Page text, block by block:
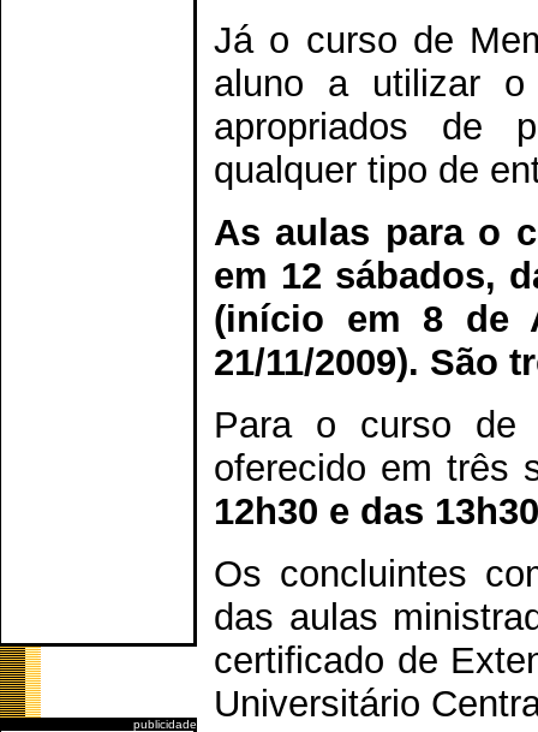
publicidade
Já o curso de
aluno a utilizar
apropriados de
qualquer tipo de
As aulas para o
em 12 sábados,
(início em 8 de
21/11/2009). São
Para o curso de
oferecido em três
12h30 e das
Os concluintes
das aulas
certificado de
Universitário